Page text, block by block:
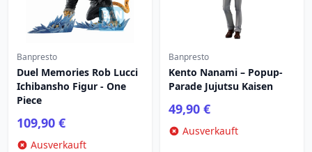
Banpresto
Duel Memories Rob Lucci
Ichibansho Figur - One
Piece
109,90 €
Ausverkauft
Banpresto
Kento Nanami – Popup-
Parade Jujutsu Kaisen
49,90 €
Ausverkauft